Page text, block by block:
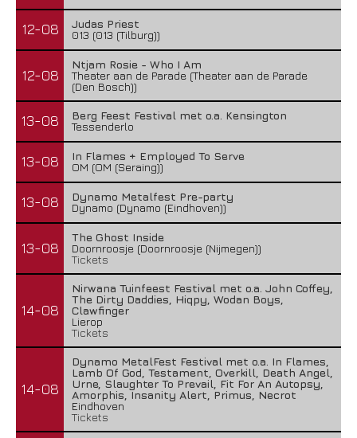
12-08
Judas Priest
013 (013 (Tilburg))
12-08
Ntjam Rosie - Who I Am
Theater aan de Parade (Theater aan de Parade
(Den Bosch))
13-08
Berg Feest Festival met o.a. Kensington
Tessenderlo
13-08
In Flames + Employed To Serve
OM (OM (Seraing))
13-08
Dynamo Metalfest Pre-party
Dynamo (Dynamo (Eindhoven))
13-08
The Ghost Inside
Doornroosje (Doornroosje (Nijmegen))
Tickets
14-08
Nirwana Tuinfeest Festival met o.a. John Coffey,
The Dirty Daddies, Hiqpy, Wodan Boys,
Clawfinger
Lierop
Tickets
14-08
Dynamo MetalFest Festival met o.a. In Flames,
Lamb Of God, Testament, Overkill, Death Angel,
Urne, Slaughter To Prevail, Fit For An Autopsy,
Amorphis, Insanity Alert, Primus, Necrot
Eindhoven
Tickets